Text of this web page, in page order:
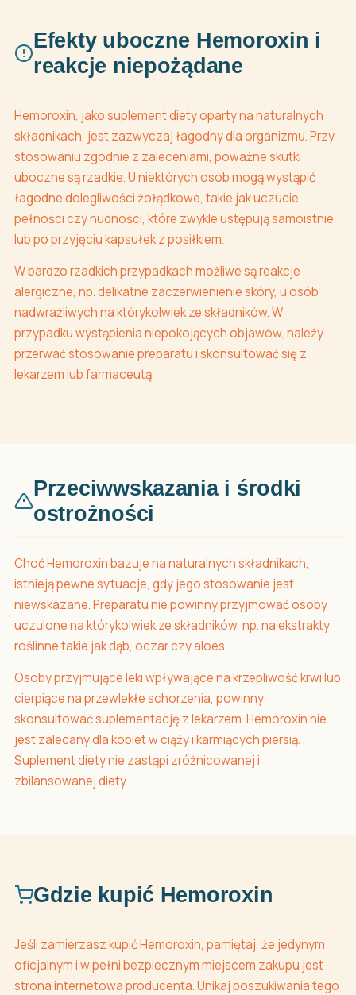
Efekty uboczne Hemoroxin i
reakcje niepożądane
Hemoroxin, jako suplement diety oparty na naturalnych
składnikach, jest zazwyczaj łagodny dla organizmu. Przy
stosowaniu zgodnie z zaleceniami, poważne skutki
uboczne są rzadkie. U niektórych osób mogą wystąpić
łagodne dolegliwości żołądkowe, takie jak uczucie
pełności czy nudności, które zwykle ustępują samoistnie
lub po przyjęciu kapsułek z posiłkiem.
W bardzo rzadkich przypadkach możliwe są reakcje
alergiczne, np. delikatne zaczerwienienie skóry, u osób
nadwrażliwych na którykolwiek ze składników. W
przypadku wystąpienia niepokojących objawów, należy
przerwać stosowanie preparatu i skonsultować się z
lekarzem lub farmaceutą.
Przeciwwskazania i środki
ostrożności
Choć Hemoroxin bazuje na naturalnych składnikach,
istnieją pewne sytuacje, gdy jego stosowanie jest
niewskazane. Preparatu nie powinny przyjmować osoby
uczulone na którykolwiek ze składników, np. na ekstrakty
roślinne takie jak dąb, oczar czy aloes.
Osoby przyjmujące leki wpływające na krzepliwość krwi lub
cierpiące na przewlekłe schorzenia, powinny
skonsultować suplementację z lekarzem. Hemoroxin nie
jest zalecany dla kobiet w ciąży i karmiących piersią.
Suplement diety nie zastąpi zróżnicowanej i
zbilansowanej diety.
Gdzie kupić Hemoroxin
Jeśli zamierzasz kupić Hemoroxin, pamiętaj, że jedynym
oficjalnym i w pełni bezpiecznym miejscem zakupu jest
strona internetowa producenta. Unikaj poszukiwania tego